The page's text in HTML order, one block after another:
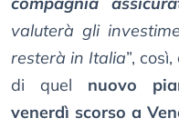
valuterà gli
resterà in Italia”,
di quel nuovo
venerdì scorso a